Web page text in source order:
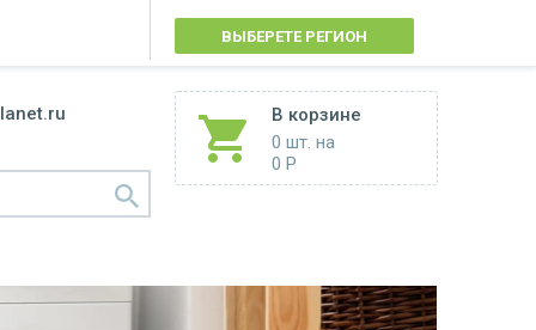
ВЫБЕРЕТЕ РЕГИОН
В корзине
0 шт. на
0 Р